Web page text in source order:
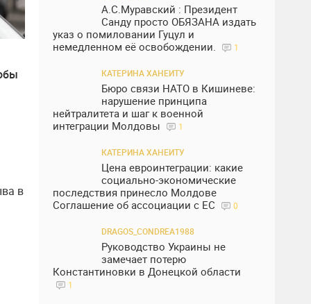
в
А.С.Муравский : Президент
Санду просто ОБЯЗАНА издать
указ о помиловании Гуцул и
немедленном её освобождении.
1
КАТЕРИНА ХАНЕИТУ
Бюро связи НАТО в Кишиневе:
нарушение принципа
нейтралитета и шаг к военной
интеграции Молдовы
1
КАТЕРИНА ХАНЕИТУ
Цена евроинтеграции: какие
социально-экономические
последствия принесло Молдове
Соглашение об ассоциации с ЕС
0
DRAGOS_CONDREA1988
Руководство Украины не
замечает потерю
Константиновки в Донецкой области
1